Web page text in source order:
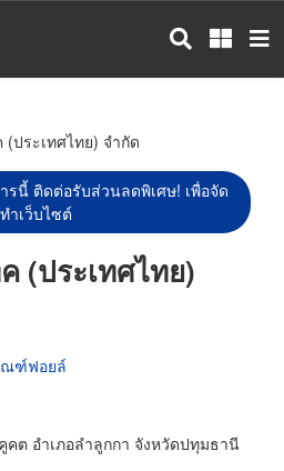
ประเทศไทย) จำกัด
รนี้ ติดต่อรับส่วนลดพิเศษ! เพื่อจัด
ทำเว็บไซต์
(ประเทศไทย)
ณฑ์ฟอยล์
ต อำเภอลำลูกกา จังหวัดปทุมธานี